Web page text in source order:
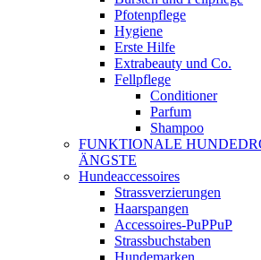
Pfotenpflege
Hygiene
Erste Hilfe
Extrabeauty und Co.
Fellpflege
Conditioner
Parfum
Shampoo
FUNKTIONALE
ÄNGSTE
Hundeaccessoires
Strassverzierungen
Haarspangen
Accessoires-PuPPuP
Strassbuchstaben
Hundemarken